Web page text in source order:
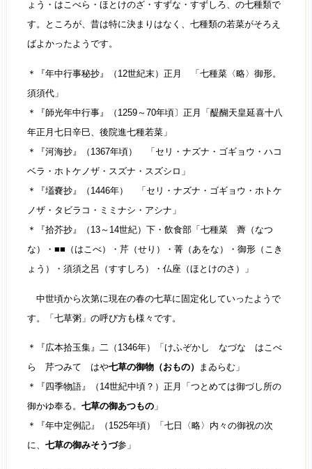
ょう・はこべら・ほとけのざ・すずな・すずしろ、の七種類で
す。ところが、昔は特に決まりはなく、七種類の若菜がそろえ
ばよかったようです。
＊『年中行事秘抄』（12世紀末）正月 「七種菜〈略〉御形。
須須代」
＊『師光年中行事』（1259～70年頃〕正月「醍醐天皇延喜十八
年正月七日辛巳、後院進七種若菜」
＊『河海抄』（1367年頃） 「セリ・ナズナ・ゴギョウ・ハコ
ベラ・ホトケノザ・スズナ・スズシロ」
＊『壒嚢抄』（1446年） 「セリ・ナズナ・ゴギョウ・ホトケ
ノザ・タビラコ・ミミナシ・アシナ」
＊『拾芥抄』（13～14世紀）下・飲食部「七種菜 薺（なつ
な）・■■（はこべ）・芹（せり）・菁（あをな）・御形（こき
ょう）・須須之呂（すすしろ）・仏座（ほとけのさ）」
中世頃から次第に現在の春の七草に固定化していったようで
す。「七草粥」の呼び方も様々です。
＊『広本拾玉集』二（1346年）「けふぞかし なづな はこべ
ら 芹つみて はや七草の御物（おもの）
まゐらむ」
＊『四季物語』（14世紀中頃？）正月「つとめては御づし所の
御かゆ奉る。七草の御あつもの 」
＊『年中定例記』（1525年頃）「七日〈略〉内々の御祝の次
に、七草の御みそうづ参」